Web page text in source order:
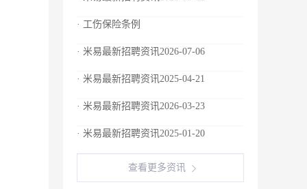
· 工伤保险条例
· 米易最新招聘资讯2026-07-06
· 米易最新招聘资讯2025-04-21
· 米易最新招聘资讯2026-03-23
· 米易最新招聘资讯2025-01-20
查看更多资讯